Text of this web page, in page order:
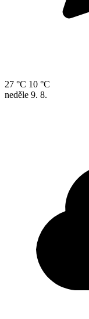
27 °C 10 °C
neděle 9. 8.